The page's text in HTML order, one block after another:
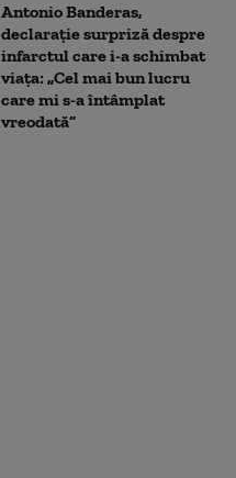
Antonio Banderas,
declarație surpriză despre
infarctul care i-a schimbat
viața: „Cel mai bun lucru
care mi s-a întâmplat
vreodată”